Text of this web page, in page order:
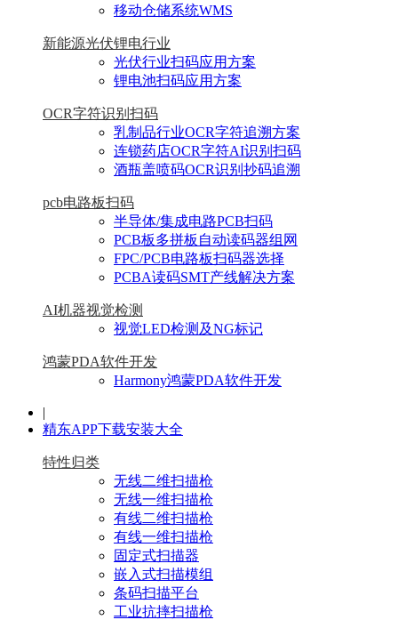
移动仓储系统WMS
新能源光伏锂电行业
光伏行业扫码应用方案
锂电池扫码应用方案
OCR字符识别扫码
乳制品行业OCR字符追溯方案
连锁药店OCR字符AI识别扫码
酒瓶盖喷码OCR识别抄码追溯
pcb电路板扫码
半导体/集成电路PCB扫码
PCB板多拼板自动读码器组网
FPC/PCB电路板扫码器选择
PCBA读码SMT产线解决方案
AI机器视觉检测
视觉LED检测及NG标记
鸿蒙PDA软件开发
Harmony鸿蒙PDA软件开发
|
精东APP下载安装大全
特性归类
无线二维扫描枪
无线一维扫描枪
有线二维扫描枪
有线一维扫描枪
固定式扫描器
嵌入式扫描模组
条码扫描平台
工业抗摔扫描枪